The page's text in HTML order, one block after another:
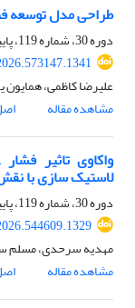
طراحی مدل توسعه
دوره 30، شماره 119، پاییز 1404، صفحه
علیرضا کاظمی،
مشاهده مقاله
واکاوی تاثیر
لاستیک سازی با
دوره 30، شماره 119، پاییز 1404، صفحه
مهدیه سرحدی، مسلم
مشاهده مقاله